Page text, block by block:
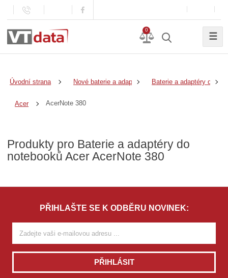
0
☰
Úvodní strana Nové baterie a adaptéry Baterie a adaptéry do
Acer AcerNote 380
Produkty pro Baterie a adaptéry do
notebooků Acer AcerNote 380
PŘIHLAŠTE SE K ODBĚRU NOVINEK:
PŘIHLÁSIT